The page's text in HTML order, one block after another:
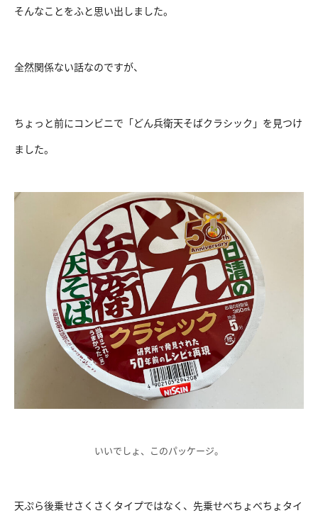
そんなことをふと思い出しました。
全然関係ない話なのですが、
ちょっと前にコンビニで「どん兵衛天そばクラシック」を見つけ
ました。
いいでしょ、このパッケージ。
天ぷら後乗せさくさくタイプではなく、先乗せべちょべちょタイ